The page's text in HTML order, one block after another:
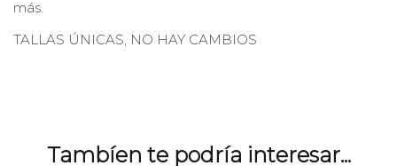
más.
TALLAS ÚNICAS, NO HAY CAMBIOS
Tambíen te podría interesar...